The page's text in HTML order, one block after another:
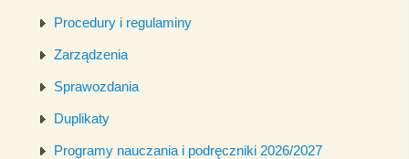
Procedury i regulaminy
Zarządzenia
Sprawozdania
Duplikaty
Programy nauczania i podręczniki 2026/2027